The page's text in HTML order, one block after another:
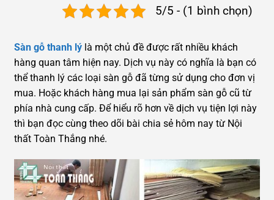
5/5 - (1 bình chọn)
Sàn gỗ thanh lý là một chủ đề được rất nhiều khách
hàng quan tâm hiện nay. Dịch vụ này có nghĩa là bạn có
thể thanh lý các loại sàn gỗ đã từng sử dụng cho đơn vị
mua. Hoặc khách hàng mua lại sản phẩm sàn gỗ cũ từ
phía nhà cung cấp. Để hiểu rõ hơn về dịch vụ tiện lợi này
thì bạn đọc cùng theo dõi bài chia sẻ hôm nay từ Nội
thất Toàn Thắng nhé.